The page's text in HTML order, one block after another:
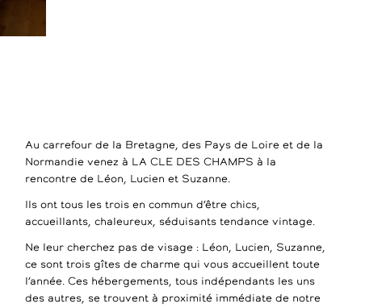
Au carrefour de la Bretagne, des Pays de Loire et de la
Normandie venez à LA CLE DES CHAMPS à la
rencontre de Léon, Lucien et Suzanne.
Ils ont tous les trois en commun d’être chics,
accueillants, chaleureux, séduisants tendance vintage.
Ne leur cherchez pas de visage : Léon, Lucien, Suzanne,
ce sont trois gîtes de charme qui vous accueillent toute
l’année. Ces hébergements, tous indépendants les uns
des autres, se trouvent à proximité immédiate de notre